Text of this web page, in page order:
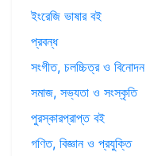
ইংরেজি ভাষার বই
প্রবন্ধ
সংগীত, চলচ্চিত্র ও বিনোদন
সমাজ, সভ্যতা ও সংস্কৃতি
পুরস্কারপ্রাপ্ত বই
গণিত, বিজ্ঞান ও প্রযুক্তি